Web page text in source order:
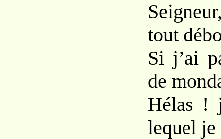
tout
Si j’ai
de
Hélas !
lequel je